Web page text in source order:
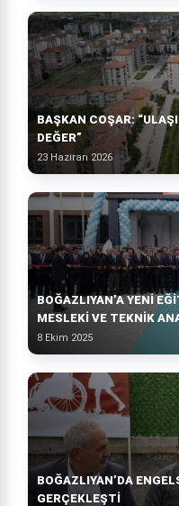
BAŞKAN COŞAR:
DEĞER”
23 Haziran 2026
BOĞAZLIYAN’A YENI
MESLEKI VE TEKNIK
8 Ekim 2025
BOĞAZLIYAN’DA
GERÇEKLEŞTI